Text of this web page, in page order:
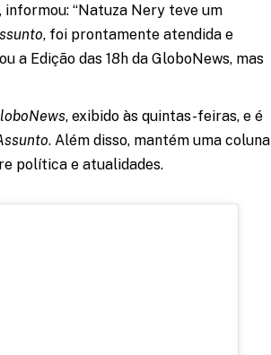
informou: “Natuza Nery teve um
, foi prontamente atendida e
a Edição das 18h da GloboNews, mas
, exibido às quintas-feiras, e é
. Além disso, mantém uma coluna
política e atualidades.